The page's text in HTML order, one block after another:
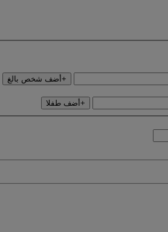
+أضف شخص بالغ
+أضف طفلا